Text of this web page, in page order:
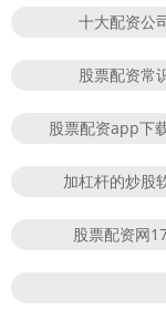
十大配资公
股票配资常
股票配资app下
加杠杆的炒股
股票配资网